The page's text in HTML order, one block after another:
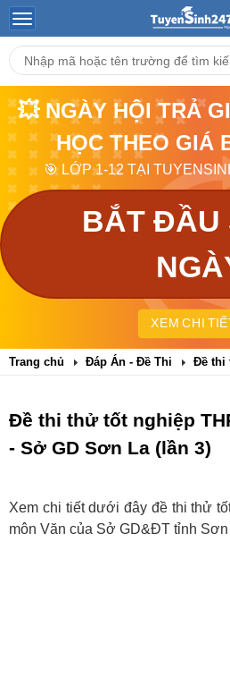
💥 NGÀY HỘI TRẢ
HỌC THEO GIÁ
🎯 LỚP 1-12 TẠI
BẮT ĐẦU
XEM CHI
Trang chủ Đáp Án - Đề Thi Đề thi
Đề thi thử tốt nghiệp
- Sở GD Sơn La (lần 3)
Xem chi tiết dưới đây đề thi thử
môn Văn của Sở GD&ĐT tỉnh Sơn